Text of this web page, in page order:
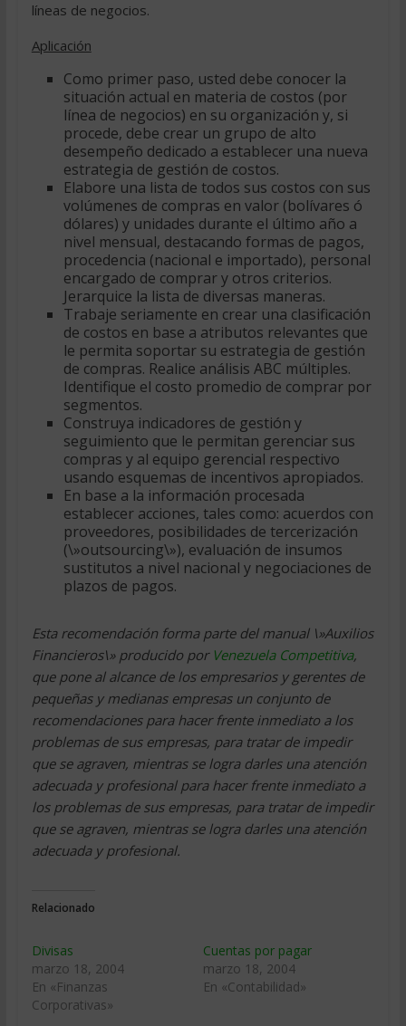
líneas de negocios.
Aplicación
Como primer paso, usted debe conocer la
situación actual en materia de costos (por
línea de negocios) en su organización y, si
procede, debe crear un grupo de alto
desempeño dedicado a establecer una nueva
estrategia de gestión de costos.
Elabore una lista de todos sus costos con sus
volúmenes de compras en valor (bolívares ó
dólares) y unidades durante el último año a
nivel mensual, destacando formas de pagos,
procedencia (nacional e importado), personal
encargado de comprar y otros criterios.
Jerarquice la lista de diversas maneras.
Trabaje seriamente en crear una clasificación
de costos en base a atributos relevantes que
le permita soportar su estrategia de gestión
de compras. Realice análisis ABC múltiples.
Identifique el costo promedio de comprar por
segmentos.
Construya indicadores de gestión y
seguimiento que le permitan gerenciar sus
compras y al equipo gerencial respectivo
usando esquemas de incentivos apropiados.
En base a la información procesada
establecer acciones, tales como: acuerdos con
proveedores, posibilidades de tercerización
(\»outsourcing\»), evaluación de insumos
sustitutos a nivel nacional y negociaciones de
plazos de pagos.
Esta recomendación forma parte del manual \»Auxilios
Financieros\» producido por Venezuela Competitiva,
que pone al alcance de los empresarios y gerentes de
pequeñas y medianas empresas un conjunto de
recomendaciones para hacer frente inmediato a los
problemas de sus empresas, para tratar de impedir
que se agraven, mientras se logra darles una atención
adecuada y profesional para hacer frente inmediato a
los problemas de sus empresas, para tratar de impedir
que se agraven, mientras se logra darles una atención
adecuada y profesional.
Relacionado
Divisas
marzo 18, 2004
En «Finanzas
Corporativas»
Cuentas por pagar
marzo 18, 2004
En «Contabilidad»